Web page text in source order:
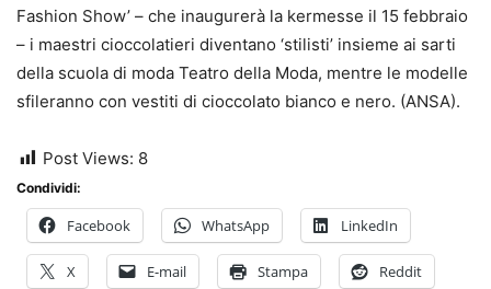
Fashion Show’ – che inaugurerà la kermesse il 15 febbraio
– i maestri cioccolatieri diventano ‘stilisti’ insieme ai sarti
della scuola di moda Teatro della Moda, mentre le modelle
sfileranno con vestiti di cioccolato bianco e nero. (ANSA).
Post Views: 8
Condividi:
Facebook WhatsApp LinkedIn
X E-mail Stampa Reddit